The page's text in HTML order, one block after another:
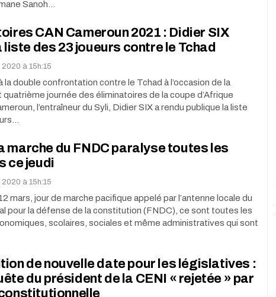
Sanoh…
CAN Cameroun 2021 : Didier SIX
liste des 23 joueurs contre le Tchad
2020 à 15h:15
la double confrontation contre le Tchad à l’occasion de la
journée des éliminatoires de la coupe d’Afrique
l’entraîneur du Syli, Didier SIX a rendu publique la liste
marche du FNDC paralyse toutes les
ce jeudi
2020 à 15h:15
mars, jour de marche pacifique appelé par l’antenne locale du
pour la défense de la constitution (FNDC), ce sont toutes les
scolaires, sociales et même administratives qui sont
de nouvelle date pour les législatives :
du président de la CENI « rejetée » par